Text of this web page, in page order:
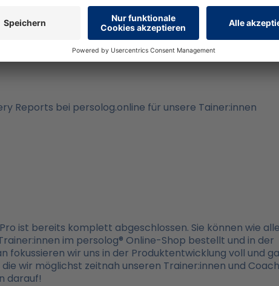
Mastery Reports gibt es
Reports bei persolog.online für unsere Tainer:innen
ist bereits komplett abgeschlossen. Sie können wie alle
im persolog® Online-Shop bestellt und in der
wir uns in der Produktentwicklung voll und
wir möglichst zeitnah unseren Trainer:innen und
darauf!